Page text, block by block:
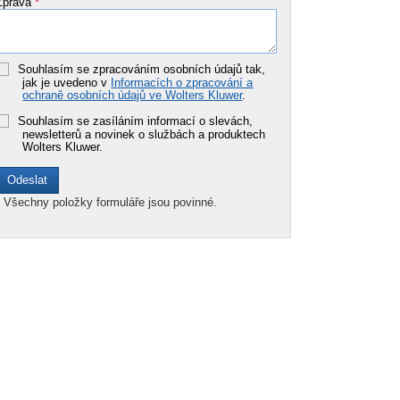
Souhlasím se zpracováním osobních údajů tak,
jak je uvedeno v Informacích o zpracování a
ochraně osobních údajů ve Wolters Kluwer.
Souhlasím se zasíláním informací o slevách,
newsletterů a novinek o službách a produktech
Wolters Kluwer.
Všechny položky formuláře jsou povinné.